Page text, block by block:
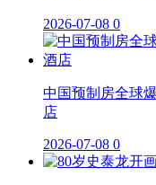
2026-07-08 0
中国预制房全球
店
2026-07-08 0